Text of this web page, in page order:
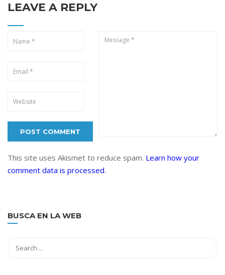
LEAVE A REPLY
This site uses Akismet to reduce spam. Learn how your
comment data is processed.
BUSCA EN LA WEB